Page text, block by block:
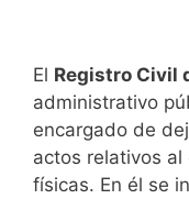
El Registro Civil
administrativo
encargado de
actos relativos
físicas. En él se